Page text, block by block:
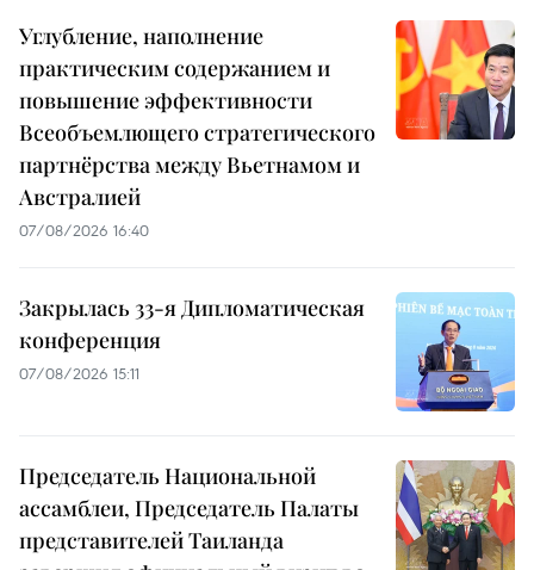
Углубление, наполнение
практическим содержанием и
повышение эффективности
Всеобъемлющего стратегического
партнёрства между Вьетнамом и
Австралией
07/08/2026 16:40
Закрылась 33-я Дипломатическая
конференция
07/08/2026 15:11
Председатель Национальной
ассамблеи, Председатель Палаты
представителей Таиланда